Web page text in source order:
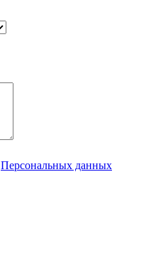
Персональных данных